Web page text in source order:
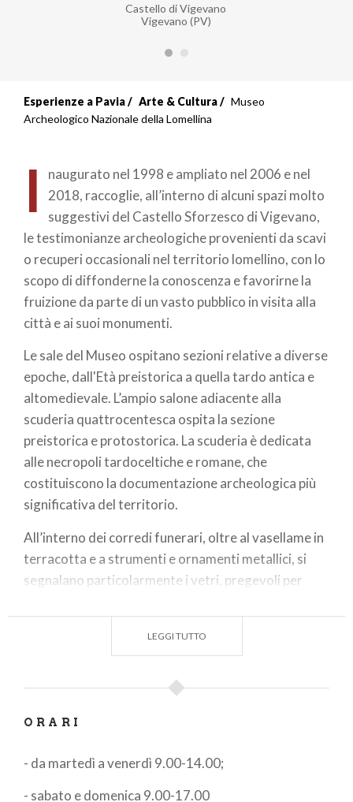
Castello di Vigevano
Vigevano (PV)
Esperienze a Pavia Arte & Cultura
Museo
Archeologico Nazionale della Lomellina
I
naugurato nel 1998 e ampliato nel 2006 e nel
2018, raccoglie, all’interno di alcuni spazi molto
suggestivi del Castello Sforzesco di Vigevano,
le testimonianze archeologiche provenienti da scavi
o recuperi occasionali nel territorio lomellino, con lo
scopo di diffonderne la conoscenza e favorirne la
fruizione da parte di un vasto pubblico in visita alla
città e ai suoi monumenti.
Le sale del Museo ospitano sezioni relative a diverse
epoche, dall'Età preistorica a quella tardo antica e
altomedievale. L’ampio salone adiacente alla
scuderia quattrocentesca ospita la sezione
preistorica e protostorica. La scuderia è dedicata
alle necropoli tardoceltiche e romane, che
costituiscono la documentazione archeologica più
significativa del territorio.
All’interno dei corredi funerari, oltre al vasellame in
terracotta e a strumenti e ornamenti metallici, si
segnalano particolarmente i vetri, pregevoli per
seppur meno raffinata, consente interessanti
osservazioni sul rituale funerario. Altre due sale
in Età romana e ai reperti di Età tardo antica e
rotazione; dal 2015 è possibile ammirare la mostra
LEGGI TUTTO
ORARI
​- da martedì a venerdì 9.00-14.00;
- sabato e domenica 9.00-17.00